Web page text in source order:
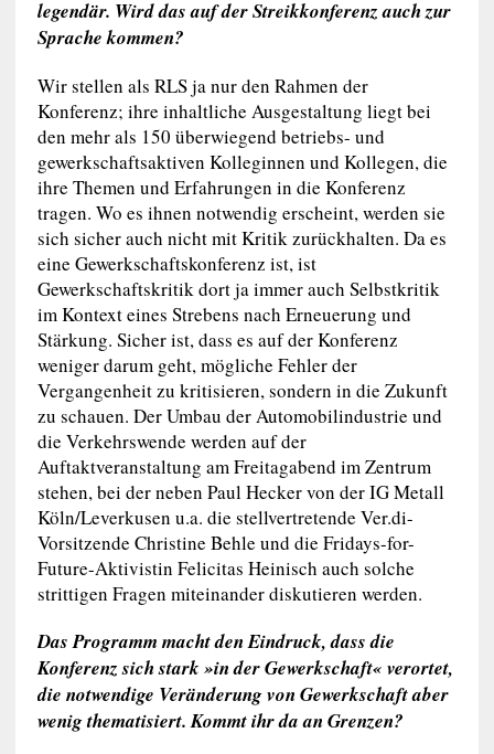
legendär. Wird das auf der Streikkonferenz auch zur
Sprache kommen?
Wir stellen als RLS ja nur den Rahmen der
Konferenz; ihre inhaltliche Ausgestaltung liegt bei
den mehr als 150 überwiegend betriebs- und
gewerkschaftsaktiven Kolleginnen und Kollegen, die
ihre Themen und Erfahrungen in die Konferenz
tragen. Wo es ihnen notwendig erscheint, werden sie
sich sicher auch nicht mit Kritik zurückhalten. Da es
eine Gewerkschaftskonferenz ist, ist
Gewerkschaftskritik dort ja immer auch Selbstkritik
im Kontext eines Strebens nach Erneuerung und
Stärkung. Sicher ist, dass es auf der Konferenz
weniger darum geht, mögliche Fehler der
Vergangenheit zu kritisieren, sondern in die Zukunft
zu schauen. Der Umbau der Automobilindustrie und
die Verkehrswende werden auf der
Auftaktveranstaltung am Freitagabend im Zentrum
stehen, bei der neben Paul Hecker von der IG Metall
Köln/Leverkusen u.a. die stellvertretende Ver.di-
Vorsitzende Christine Behle und die Fridays-for-
Future-Aktivistin Felicitas Heinisch auch solche
strittigen Fragen miteinander diskutieren werden.
Das Programm macht den Eindruck, dass die
Konferenz sich stark »in der Gewerkschaft« verortet,
die notwendige Veränderung von Gewerkschaft aber
wenig thematisiert. Kommt ihr da an Grenzen?